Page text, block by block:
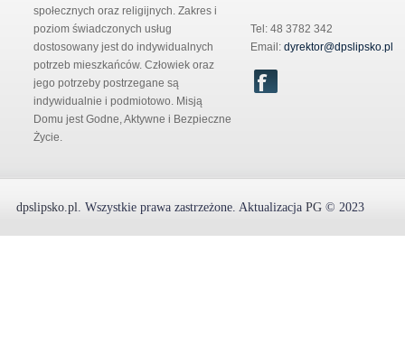
społecznych oraz religijnych. Zakres i
poziom świadczonych usług
dostosowany jest do indywidualnych
potrzeb mieszkańców. Człowiek oraz
jego potrzeby postrzegane są
indywidualnie i podmiotowo. Misją
Domu jest Godne, Aktywne i Bezpieczne
Życie.
Tel: 48 3782 342
Email: dyrektor@dpslipsko.pl
dpslipsko.pl. Wszystkie prawa zastrzeżone. Aktualizacja PG © 2023